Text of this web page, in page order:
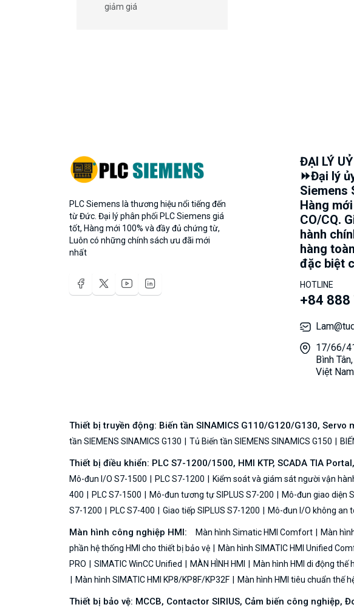
giảm giá
PLC Siemens là thương hiệu nổi tiếng đến
từ Đức. Đại lý phân phối PLC Siemens giá
tốt, Hàng mới 100% và đầy đủ chứng từ,
Luôn có những chính sách ưu đãi mới
nhất
ĐẠI LÝ
⏩Đại lý
Siemens
Hàng
CO/CQ.
hành
hàng
đặc biệt
HOTLINE
+84 888
17/66/
Bình
Việt Nam
Thiết bị truyền động: Biến tần SINAMICS G110/G120/G130, Servo
tần SIEMENS SINAMICS G130
Tủ Biến tần SIEMENS SINAMICS G150
Thiết bị điều khiển: PLC S7-1200/1500, HMI KTP, SCADA TIA
Mô-đun I/O S7-1500
PLC S7-1200 Kiểm soát và giám sát người vận
400
PLC S7-1500 Mô-đun tương tự SIPLUS S7-200 Mô-đun giao diện
S7-1200
PLC S7-400 Giao tiếp SIPLUS S7-1200 Mô-đun I/O không an
Màn hình công nghiệp HMI: Màn hình Simatic HMI Comfort Màn
phần hệ thống HMI cho thiết bị bảo vệ
Màn hình SIMATIC HMI Unified
PRO
SIMATIC WinCC Unified MÀN HÌNH HMI Màn hình HMI di động thế
Màn hình SIMATIC HMI KP8/KP8F/KP32F
Màn hình HMI tiêu chuẩn thế
Thiết bị bảo vệ: MCCB, Contactor SIRIUS, Cảm biến công nghiệp,